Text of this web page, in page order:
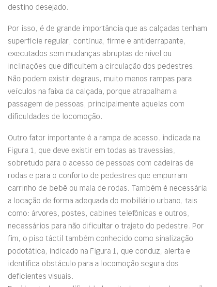
destino desejado.
Por isso, é de grande importância que as calçadas tenham
superfície regular, contínua, firme e antiderrapante,
executados sem mudanças abruptas de nível ou
inclinações que dificultem a circulação dos pedestres.
Não podem existir degraus, muito menos rampas para
veículos na faixa da calçada, porque atrapalham a
passagem de pessoas, principalmente aquelas com
dificuldades de locomoção.
Outro fator importante é a rampa de acesso, indicada na
Figura 1, que deve existir em todas as travessias,
sobretudo para o acesso de pessoas com cadeiras de
rodas e para o conforto de pedestres que empurram
carrinho de bebê ou mala de rodas. Também é necessária
a locação de forma adequada do mobiliário urbano, tais
como: árvores, postes, cabines telefônicas e outros,
necessários para não dificultar o trajeto do pedestre. Por
fim, o piso táctil também conhecido como sinalização
podotática, indicado na Figura 1, que conduz, alerta e
identifica obstáculo para a locomoção segura dos
deficientes visuais.